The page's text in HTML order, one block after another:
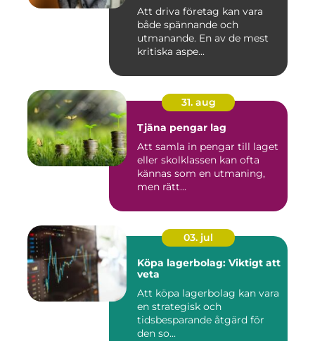
Att driva företag kan vara
både spännande och
utmanande. En av de mest
kritiska aspe...
31. aug
Tjäna pengar lag
Att samla in pengar till laget
eller skolklassen kan ofta
kännas som en utmaning,
men rätt...
03. jul
Köpa lagerbolag: Viktigt att
veta
Att köpa lagerbolag kan vara
en strategisk och
tidsbesparande åtgärd för
den so...